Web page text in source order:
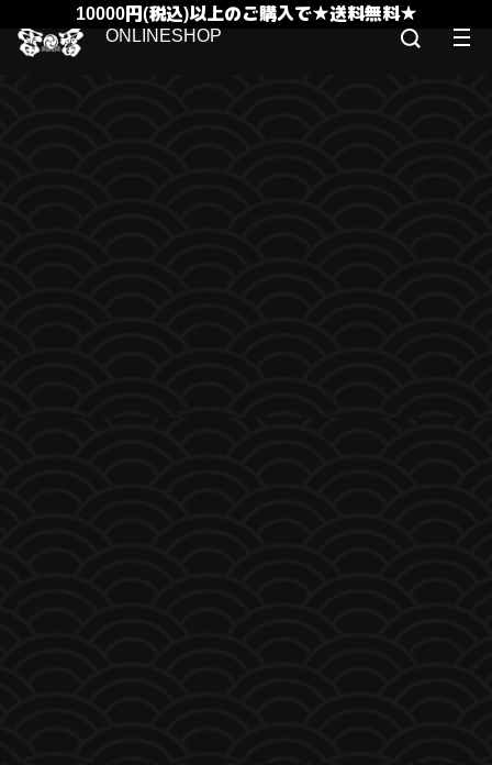
10000円(税込)以上のご購入で★送料無料★
ONLINESHOP